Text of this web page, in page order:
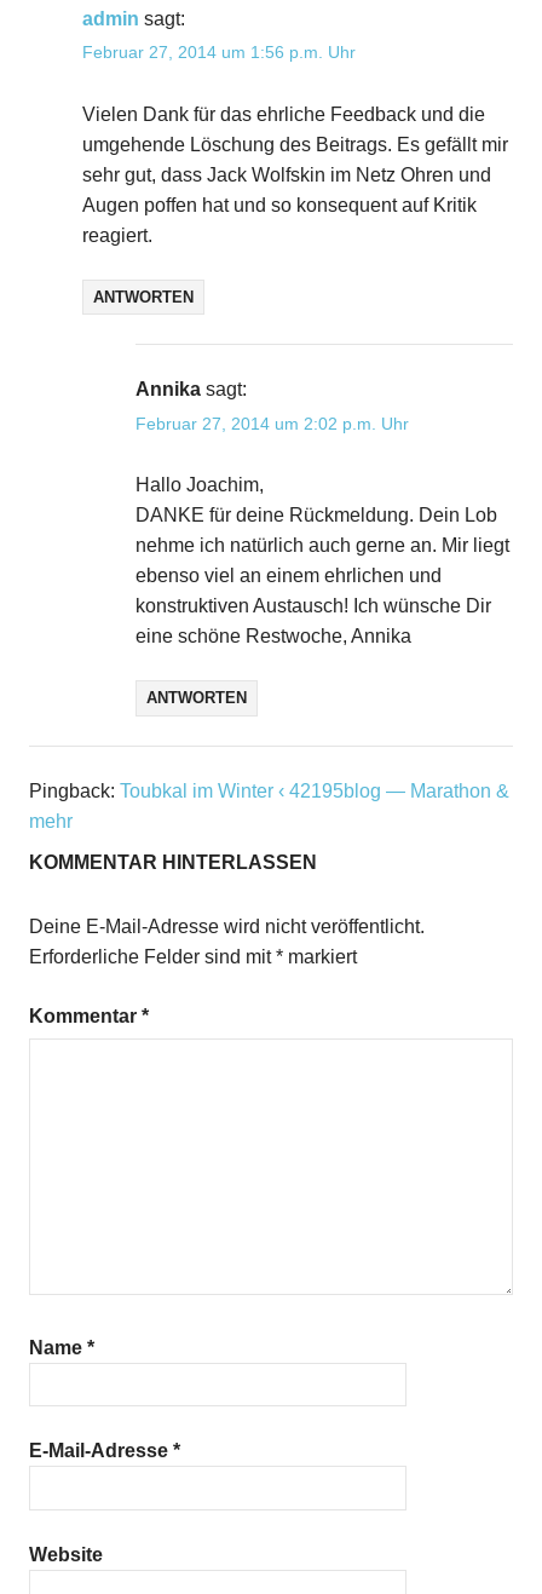
admin sagt:
Februar 27, 2014 um 1:56 p.m. Uhr
Vielen Dank für das ehrliche Feedback und die
umgehende Löschung des Beitrags. Es gefällt mir
sehr gut, dass Jack Wolfskin im Netz Ohren und
Augen poffen hat und so konsequent auf Kritik
reagiert.
ANTWORTEN
Annika sagt:
Februar 27, 2014 um 2:02 p.m. Uhr
Hallo Joachim,
DANKE für deine Rückmeldung. Dein Lob
nehme ich natürlich auch gerne an. Mir liegt
ebenso viel an einem ehrlichen und
konstruktiven Austausch! Ich wünsche Dir
eine schöne Restwoche, Annika
ANTWORTEN
Pingback: Toubkal im Winter ‹ 42195blog — Marathon &
mehr
KOMMENTAR HINTERLASSEN
Deine E-Mail-Adresse wird nicht veröffentlicht.
Erforderliche Felder sind mit* markiert
Kommentar *
Name *
E-Mail-Adresse *
Website